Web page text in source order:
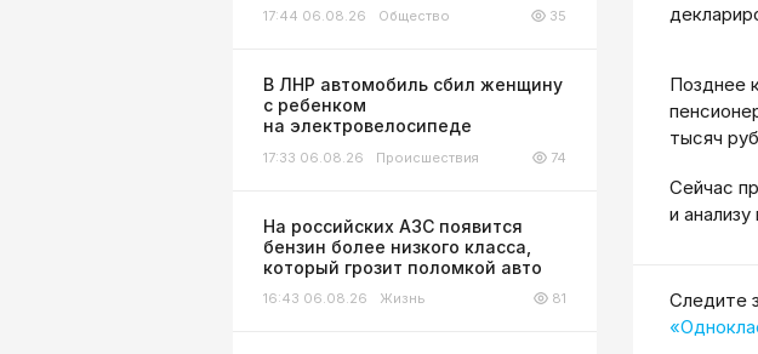
17:44 06.08.26 Общество 35
В ЛНР автомобиль сбил женщину
с ребенком
на электровелосипеде
17:33 06.08.26 Происшествия 74
На российских АЗС появится
бензин более низкого класса,
который грозит поломкой авто
16:43 06.08.26 Жизнь 81
Позднее
тысяч
Сейчас
и
Cледите